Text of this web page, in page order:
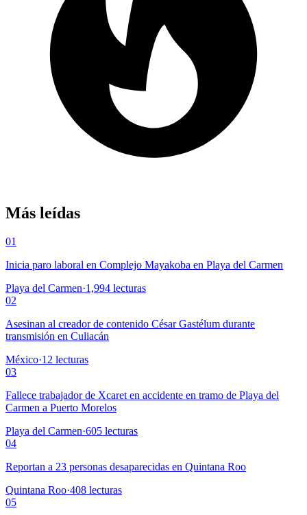
Más leídas
01
Inicia paro laboral en Complejo Mayakoba en Playa del Carmen
Playa del Carmen·1,994 lecturas
02
Asesinan al creador de contenido César Gastélum durante
transmisión en Culiacán
México·12 lecturas
03
Fallece trabajador de Xcaret en accidente en tramo de Playa del
Carmen a Puerto Morelos
Playa del Carmen·605 lecturas
04
Reportan a 23 personas desaparecidas en Quintana Roo
Quintana Roo·408 lecturas
05